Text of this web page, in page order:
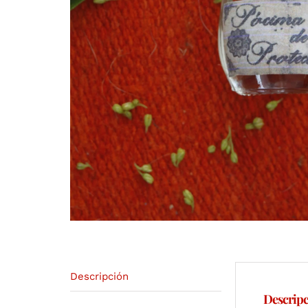
Descripción